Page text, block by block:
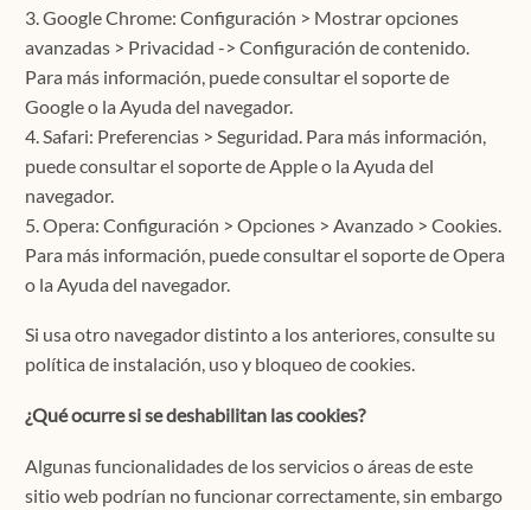
3. Google Chrome: Configuración > Mostrar opciones
avanzadas > Privacidad -> Configuración de contenido.
Para más información, puede consultar el soporte de
Google o la Ayuda del navegador.
4. Safari: Preferencias > Seguridad. Para más información,
puede consultar el soporte de Apple o la Ayuda del
navegador.
5. Opera: Configuración > Opciones > Avanzado > Cookies.
Para más información, puede consultar el soporte de Opera
o la Ayuda del navegador.
Si usa otro navegador distinto a los anteriores, consulte su
política de instalación, uso y bloqueo de cookies.
¿Qué ocurre si se deshabilitan las cookies?
Algunas funcionalidades de los servicios o áreas de este
sitio web podrían no funcionar correctamente, sin embargo